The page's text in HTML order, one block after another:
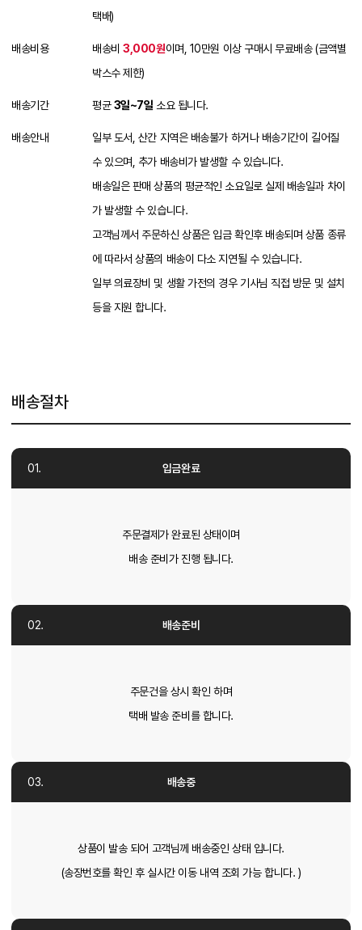
택배)
배송비용 배송비3,000원이며, 10만원 이상 구매시 무료배송 (금액별
박스수 제한)
배송기간 평균3일~7일 소요 됩니다.
배송안내
일부 도서, 산간 지역은 배송불가 하거나 배송기간이 길어질
수 있으며, 추가 배송비가 발생할 수 있습니다.
배송일은 판매 상품의 평균적인 소요일로 실제 배송일과 차이
가 발생할 수 있습니다.
고객님께서 주문하신 상품은 입금 확인후 배송되며 상품 종류
에 따라서 상품의 배송이 다소 지연될 수 있습니다.
일부 의료장비 및 생활 가전의 경우 기사님 직접 방문 및 설치
등을 지원 합니다.
배송절차
입금완료
주문결제가 완료된 상태이며
배송 준비가 진행 됩니다.
배송준비
주문건을 상시 확인 하며
택배 발송 준비를 합니다.
배송중
상품이 발송 되어 고객님께 배송중인 상태 입니다.
(송장번호를 확인 후 실시간 이동 내역 조회 가능 합니다. )